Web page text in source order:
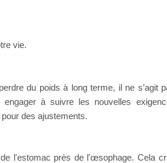
vie.
du poids à long terme, il ne s’agit
à suivre les nouvelles
des ajustements.
l'estomac près de l'œsophage. Cela